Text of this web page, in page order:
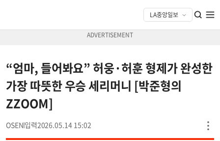
“엄마, 들어봐요” 허웅·허훈 형제가 완성한
가장 따뜻한 우승 세리머니 [박준형의
ZZOOM]
OSEN 2026.05.14 15:02